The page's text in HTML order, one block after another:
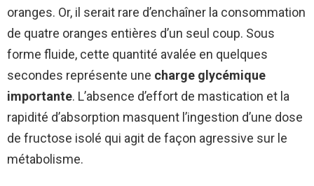
oranges. Or, il serait rare d’enchaîner la consommation
de quatre oranges entières d’un seul coup. Sous
forme fluide, cette quantité avalée en quelques
secondes représente une charge glycémique
importante. L’absence d’effort de mastication et la
rapidité d’absorption masquent l’ingestion d’une dose
de fructose isolé qui agit de façon agressive sur le
métabolisme.